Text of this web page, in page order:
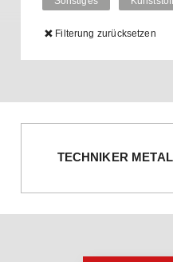
Filterung zurücksetzen
TECHNIKER